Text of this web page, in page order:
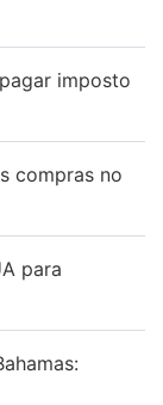
imposto
compras no
para